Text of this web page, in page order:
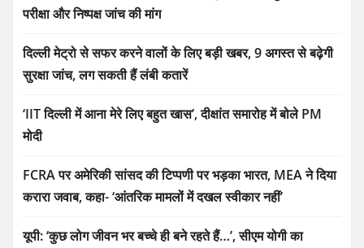
परीक्षा और निष्पक्ष जांच की मांग
दिल्ली मेट्रो से सफर करने वालों के लिए बड़ी खबर, 9 अगस्त से बढ़ेगी
सुरक्षा जांच, लग सकती हैं लंबी कतारें
‘IIT दिल्ली में आना मेरे लिए बहुत खास’, दीक्षांत समारोह में बोले PM
मोदी
FCRA पर अमेरिकी सांसद की टिप्पणी पर भड़का भारत, MEA ने दिया
करारा जवाब, कहा- ‘आंतरिक मामलों में दखल स्वीकार नहीं’
यूपी: ‘कुछ लोग जीवन भर बच्चे ही बने रहते हैं…’, सीएम योगी का